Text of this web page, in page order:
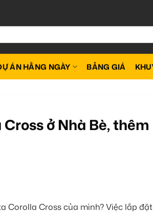
ÁN HẰNG NGÀY BẢNG GIÁ
ở Nhà Bè, thêm
Corolla Cross của mình? Việc lắp đặt